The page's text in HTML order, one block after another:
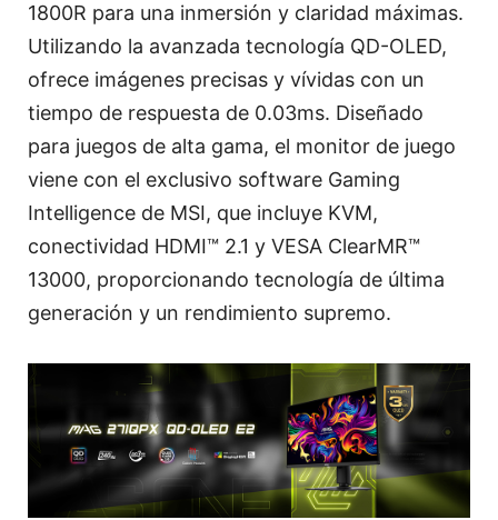
1800R para una inmersión y claridad máximas.
Utilizando la avanzada tecnología QD-OLED,
ofrece imágenes precisas y vívidas con un
tiempo de respuesta de 0.03ms. Diseñado
para juegos de alta gama, el monitor de juego
viene con el exclusivo software Gaming
Intelligence de MSI, que incluye KVM,
conectividad HDMI™ 2.1 y VESA ClearMR™
13000, proporcionando tecnología de última
generación y un rendimiento supremo.